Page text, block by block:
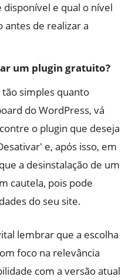
e qual o nível
antes de realizar a
um plugin gratuito?
simples quanto
do WordPress, vá
o plugin que deseja
e, após isso, em
a desinstalação de um
cautela, pois pode
do seu site.
lembrar que a escolha
foco na relevância
com a versão atual